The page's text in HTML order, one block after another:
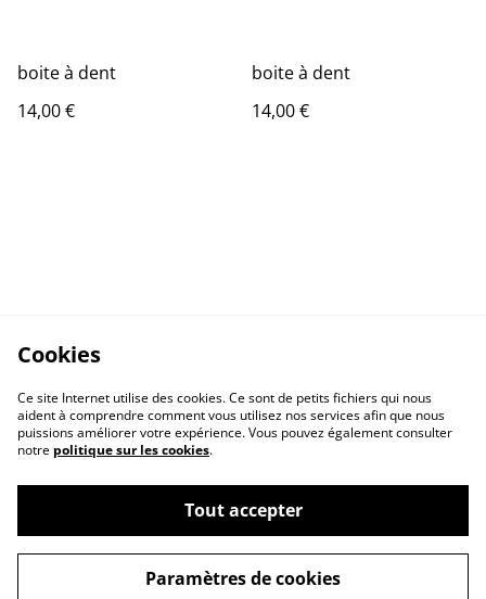
boite à dent
14,00 €
boite à dent
14,00 €
Contactez-nous
Politique de
Politique de cookies
Cookies
Ce site Internet utilise des cookies. Ce sont de petits fichiers qui nous
aident à comprendre comment vous utilisez nos services afin que nous
puissions améliorer votre expérience. Vous pouvez également consulter
notre politique sur les cookies.
Tout accepter
Paramètres de cookies